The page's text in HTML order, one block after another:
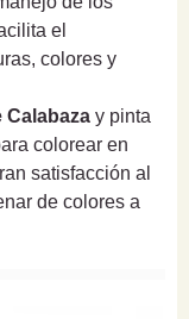
el
colores y
y pinta
colorear en
satisfacción al
de colores a